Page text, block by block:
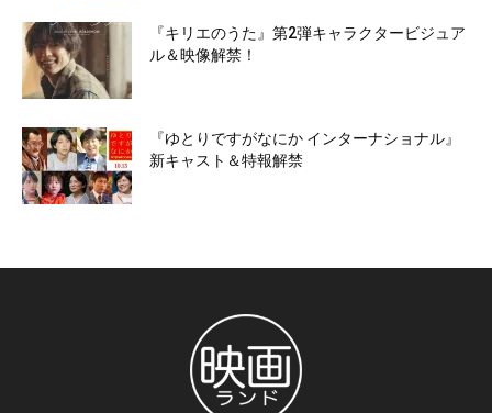
『キリエのうた』第2弾キャラクタービジュア
ル＆映像解禁！
『ゆとりですがなにか インターナショナル』
新キャスト＆特報解禁